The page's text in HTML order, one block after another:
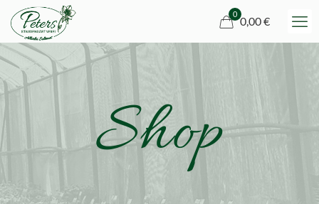
0
0,00 €
Shop